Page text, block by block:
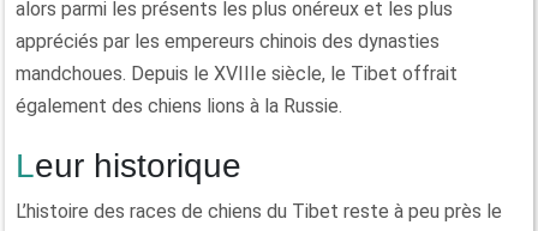
alors parmi les présents les plus onéreux et les plus
appréciés par les empereurs chinois des dynasties
mandchoues. Depuis le XVIIIe siècle, le Tibet offrait
également des chiens lions à la Russie.
Leur historique
L’histoire des races de chiens du Tibet reste à peu près le